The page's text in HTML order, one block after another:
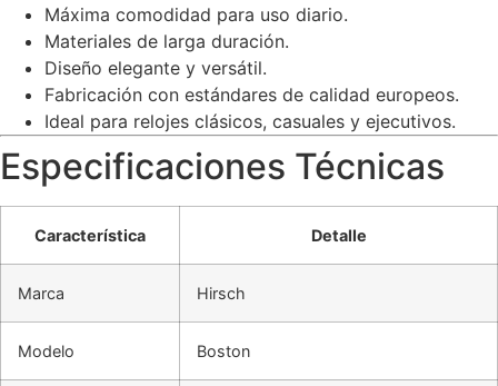
Máxima comodidad para uso diario.
Materiales de larga duración.
Diseño elegante y versátil.
Fabricación con estándares de calidad europeos.
Ideal para relojes clásicos, casuales y ejecutivos.
Especificaciones Técnicas
Característica Detalle
Marca Hirsch
Modelo Boston